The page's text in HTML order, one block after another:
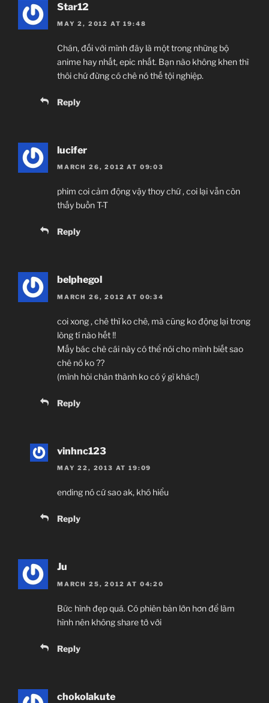
Star12
MAY 2, 2012 AT 19:48
Chán, đối với mình đây là một trong những bộ
anime hay nhất, epic nhất. Bạn nào không khen thì
thôi chứ đừng có chê nó thế tội nghiệp.
Reply
lucifer
MARCH 26, 2012 AT 09:03
phim coi cảm động vậy thoy chứ , coi lại vẫn còn
thấy buồn T-T
Reply
belphegol
MARCH 26, 2012 AT 00:34
coi xong , chê thì ko chê, mà cũng ko động lại trong
lòng tí nào hết !!
Mấy bác chê cái này có thể nói cho mình biết sao
chê nó ko ??
(mình hỏi chân thành ko có ý gì khác!)
Reply
vinhnc123
MAY 22, 2013 AT 19:09
ending nó cứ sao ak, khó hiểu
Reply
Ju
MARCH 25, 2012 AT 04:20
Bức hình đẹp quá. Có phiên bản lớn hơn để làm
hình nên không share tớ với
Reply
chokolakute